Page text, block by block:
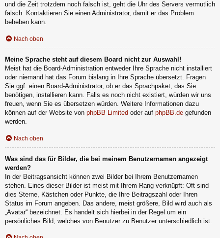
und die Zeit trotzdem noch falsch ist, geht die Uhr des Servers vermutlich
falsch. Kontaktieren Sie einen Administrator, damit er das Problem
beheben kann.
Nach oben
Meine Sprache steht auf diesem Board nicht zur Auswahl!
Meist hat die Board-Administration entweder Ihre Sprache nicht installiert
oder niemand hat das Forum bislang in Ihre Sprache übersetzt. Fragen
Sie ggf. einen Board-Administrator, ob er das Sprachpaket, das Sie
benötigen, installieren kann. Falls es noch nicht existiert, würden wir uns
freuen, wenn Sie es übersetzen würden. Weitere Informationen dazu
können auf der Website von phpBB Limited oder auf phpBB.de gefunden
werden.
Nach oben
Was sind das für Bilder, die bei meinem Benutzernamen angezeigt
werden?
In der Beitragsansicht können zwei Bilder bei Ihrem Benutzernamen
stehen. Eines dieser Bilder ist meist mit Ihrem Rang verknüpft: Oft sind
dies Sterne, Kästchen oder Punkte, die Ihre Beitragszahl oder Ihren
Status im Forum angeben. Das andere, meist größere, Bild wird auch als
„Avatar“ bezeichnet. Es handelt sich hierbei in der Regel um ein
persönliches Bild, welches von Benutzer zu Benutzer unterschiedlich ist.